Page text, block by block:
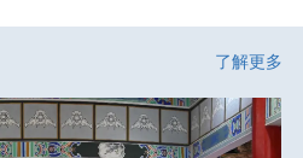
了解更多